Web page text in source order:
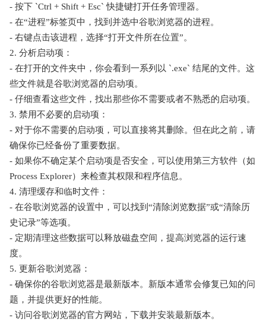
- 按下 `Ctrl + Shift + Esc` 快捷键打开任务管理器。
- 在“进程”标签页中，找到并选中谷歌浏览器的进程。
- 右键点击该进程，选择“打开文件所在位置”。
2. 分析启动项：
- 在打开的文件夹中，你会看到一系列以 `.exe` 结尾的文件。这
些文件就是谷歌浏览器的启动项。
- 仔细查看这些文件，找出那些你不需要或者不熟悉的启动项。
3. 禁用不必要的启动项：
- 对于你不需要的启动项，可以直接将其删除。但在此之前，请
确保你已经备份了重要数据。
- 如果你不确定某个启动项是否安全，可以使用第三方软件（如
Process Explorer）来检查其权限和程序信息。
4. 清理缓存和临时文件：
- 在谷歌浏览器的设置中，可以找到“清除浏览数据”或“清除历
史记录”等选项。
- 定期清理这些数据可以释放磁盘空间，提高浏览器的运行速
度。
5. 更新谷歌浏览器：
- 确保你的谷歌浏览器是最新版本。新版本通常会修复已知的问
题，并提供更好的性能。
- 访问谷歌浏览器的官方网站，下载并安装最新版本。